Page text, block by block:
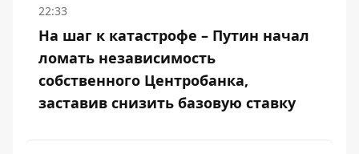
22:33
На шаг к катастрофе – Путин начал
ломать независимость
собственного Центробанка,
заставив снизить базовую ставку